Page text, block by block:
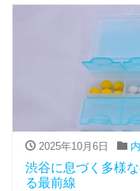
2025年10月6日
渋谷に息づく多様
る最前線